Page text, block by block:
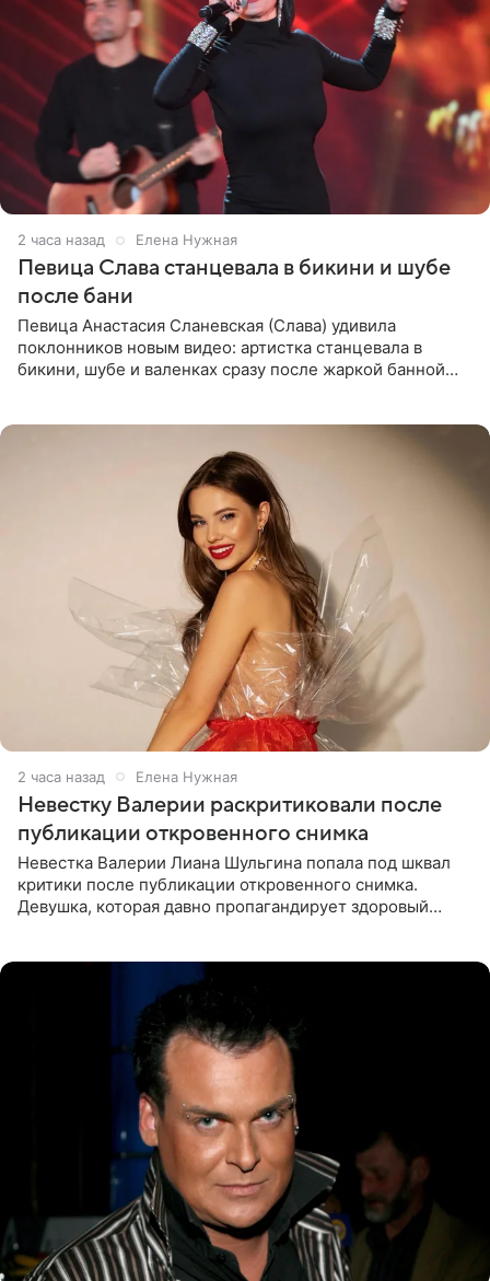
2 часа назад Елена Нужная
Певица Слава станцевала в бикини и шубе
после бани
Певица Анастасия Сланевская (Слава) удивила
поклонников новым видео: артистка станцевала в
бикини, шубе и валенках сразу после жаркой банной
2 часа назад Елена Нужная
Невестку Валерии раскритиковали после
публикации откровенного снимка
Невестка Валерии Лиана Шульгина попала под шквал
критики после публикации откровенного снимка.
Девушка, которая давно пропагандирует здоровый